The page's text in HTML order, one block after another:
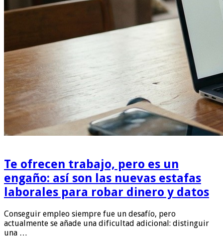
Te ofrecen trabajo, pero es un
engaño: así son las nuevas estafas
laborales para robar dinero y datos
Conseguir empleo siempre fue un desafío, pero
actualmente se añade una dificultad adicional: distinguir
una …